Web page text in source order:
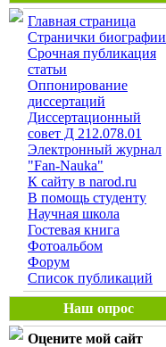
Главная страница
Странички биографии
Срочная публикация
статьи
Оппонирование
диссертаций
Диссертационный
совет Д 212.078.01
Электронный журнал
"Fan-Nauka"
К сайту в narod.ru
В помощь студенту
Научная школа
Гостевая книга
Фотоальбом
Форум
Список публикаций
Наш опрос
Оцените мой сайт